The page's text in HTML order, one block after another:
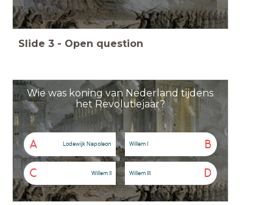
Slide 3 - Open question
Wie was koning van Nederland tijdens
het Revolutiejaar?
A Lodewijk Napoleon B
Willem I
C Willem II D
Willem III